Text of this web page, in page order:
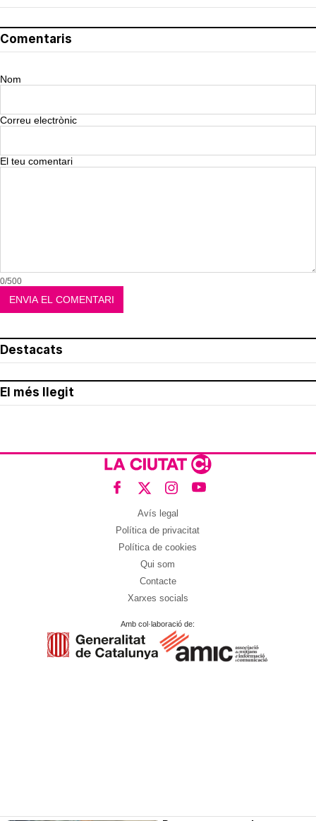
Comentaris
Nom
Correu electrònic
El teu comentari
0/500
Destacats
El més llegit
Avís legal
Política de privacitat
Política de cookies
Qui som
Contacte
Xarxes socials
Amb col·laboració de: